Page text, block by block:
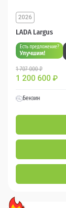
LADA Largus
2026
Есть предложение?
Улучшим!
1 707 000 ₽
1 200 600 ₽
Бензин